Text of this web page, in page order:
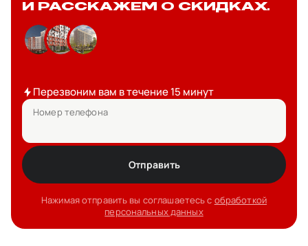
И РАССКАЖЕМ О СКИДКАХ.
Перезвоним вам в течение 15 минут
Номер телефона
Отправить
Нажимая отправить вы соглашаетесь с обработкой
персональных данных